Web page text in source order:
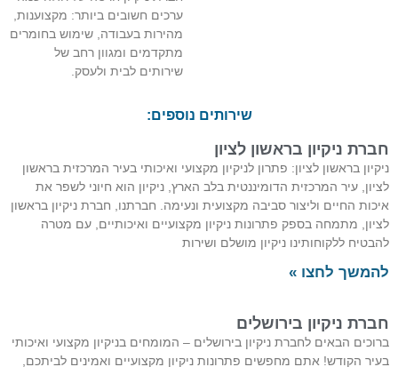
ערכים חשובים ביותר: מקצוענות,
מהירות בעבודה, שימוש בחומרים
מתקדמים ומגוון רחב של
שירותים לבית ולעסק.
שירותים נוספים:
חברת ניקיון בראשון לציון
ניקיון בראשון לציון: פתרון לניקיון מקצועי ואיכותי בעיר המרכזית בראשון
לציון, עיר המרכזית הדומיננטית בלב הארץ, ניקיון הוא חיוני לשפר את
איכות החיים וליצור סביבה מקצועית ונעימה. חברתנו, חברת ניקיון בראשון
לציון, מתמחה בספק פתרונות ניקיון מקצועיים ואיכותיים, עם מטרה
להבטיח ללקוחותינו ניקיון מושלם ושירות
להמשך לחצו »
חברת ניקיון בירושלים
ברוכים הבאים לחברת ניקיון בירושלים – המומחים בניקיון מקצועי ואיכותי
בעיר הקודש! אתם מחפשים פתרונות ניקיון מקצועיים ואמינים לביתכם,